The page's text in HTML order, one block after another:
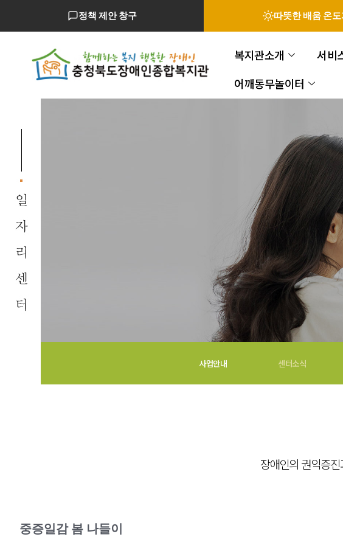
정책 제안 창구 따뜻한 배움 온도
복지관소개 서비
어깨동무놀이터
장애인의 복지
늘 처음의 마음으로 장애인 재활과 지역사
사업안내 센터소식
장애인의 권익증
중증일감 봄 나들이